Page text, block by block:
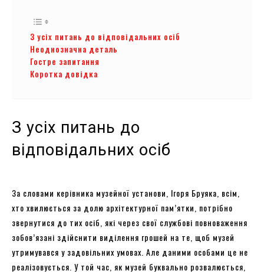
З усіх питань до відповідальних осіб
Неоднозначна деталь
Гостре запитання
Коротка довідка
З усіх питань до
відповідальних осіб
За словами керівника музейної установи, Ігоря Бруяка, всім,
хто хвилюється за долю архітектурної пам’ятки, потрібно
звернутися до тих осіб, які через свої службові повноваження
зобов’язані здійснити виділення грошей на те, щоб музей
утримувався у задовільних умовах. Але даними особами це не
реалізовується. У той час, як музей буквально розвалюється,